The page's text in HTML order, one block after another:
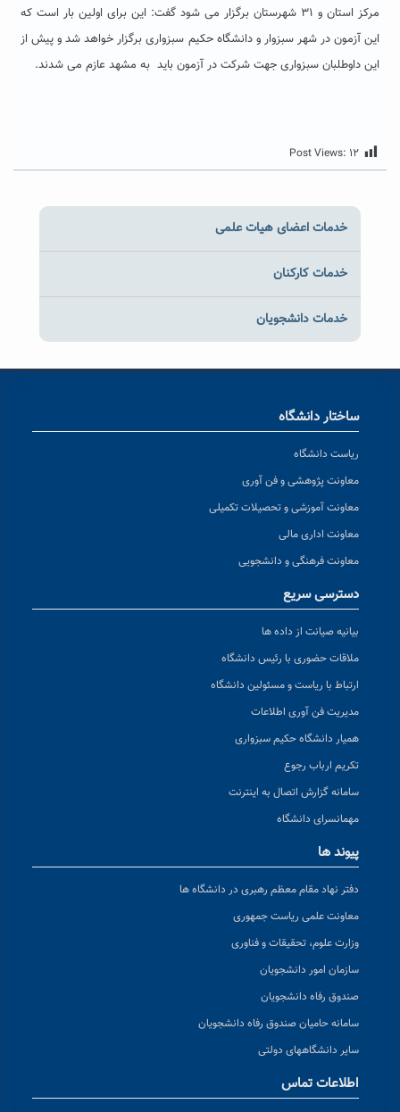
مرکز استان و ۳۱ شهرستان برگزار می شود گفت: این برای اولین بار است که
این آزمون در شهر سبزوار و دانشگاه حکیم سبزواری برگزار خواهد شد و پیش از
این داوطلبان سبزواری جهت شرکت در آزمون باید به مشهد عازم می شدند.
Post Views: ۱۲
خدمات اعضای هیات علمی
خدمات کارکنان
خدمات دانشجویان
ساختار دانشگاه
ریاست دانشگاه
معاونت پژوهشی و فن آوری
معاونت آموزشی و تحصیلات تکمیلی
معاونت اداری مالی
معاونت فرهنگی و دانشجویی
دسترسی سریع
بیانیه صیانت از داده ها
ملاقات حضوری با رئیس دانشگاه
ارتباط با ریاست و مسئولین دانشگاه
مدیریت فن آوری اطلاعات
همیار دانشگاه حکیم سبزواری
تکریم ارباب رجوع
سامانه گزارش اتصال به اینترنت
مهمانسرای دانشگاه
پیوند ها
دفتر نهاد مقام معظم رهبری در دانشگاه ها
معاونت علمی ریاست جمهوری
وزارت علوم، تحقیقات و فناوری
سازمان امور دانشجویان
صندوق رفاه دانشجویان
سامانه حامیان صندوق رفاه دانشجویان
سایر دانشگاههای دولتی
اطلاعات تماس